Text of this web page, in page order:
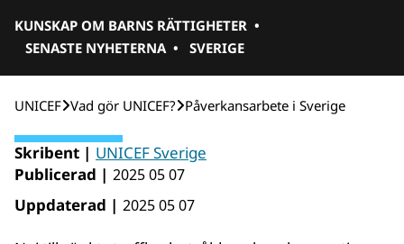
KUNSKAP OM BARNS RÄTTIGHETER •
SENASTE NYHETERNA • SVERIGE
UNICEF Vad gör UNICEF? Påverkansarbete i Sverige
Skribent | UNICEF Sverige
Publicerad | 2025 05 07
Uppdaterad | 2025 05 07